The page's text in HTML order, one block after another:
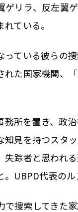
ゲリラ、反左翼
ている。
ている彼らの
れた国家機関、
所を置き、政
知見を持つスタ
踪者と思われ
UBPD代表の
捜索してきた